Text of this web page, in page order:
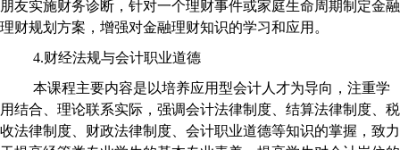
朋友实施财务诊断，针对一个理财事件或家庭生命周期制定金融
理财规划方案，增强对金融理财知识的学习和应用。
4.财经法规与会计职业道德
本课程主要内容是以培养应用型会计人才为导向，注重学
用结合、理论联系实际，强调会计法律制度、结算法律制度、税
收法律制度、财政法律制度、会计职业道德等知识的掌握，致力